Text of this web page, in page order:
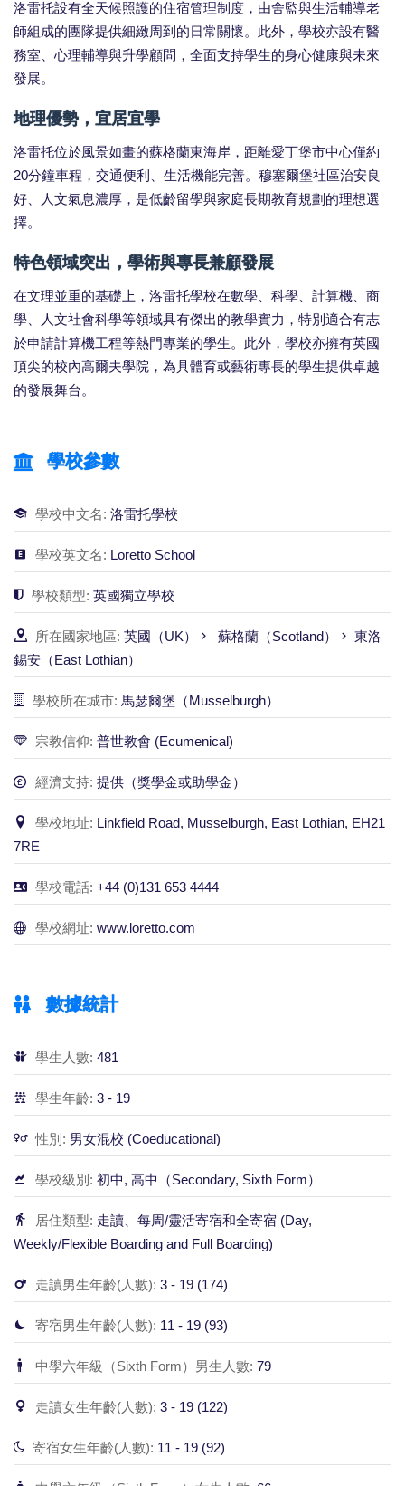
洛雷托設有全天候照護的住宿管理制度，由舍監與生活輔導老
師組成的團隊提供細緻周到的日常關懷。此外，學校亦設有醫
務室、心理輔導與升學顧問，全面支持學生的身心健康與未來
發展。
地理優勢，宜居宜學
洛雷托位於風景如畫的蘇格蘭東海岸，距離愛丁堡市中心僅約
20分鐘車程，交通便利、生活機能完善。穆塞爾堡社區治安良
好、人文氣息濃厚，是低齡留學與家庭長期教育規劃的理想選
擇。
特色領域突出，學術與專長兼顧發展
在文理並重的基礎上，洛雷托學校在數學、科學、計算機、商
學、人文社會科學等領域具有傑出的教學實力，特別適合有志
於申請計算機工程等熱門專業的學生。此外，學校亦擁有英國
頂尖的校內高爾夫學院，為具體育或藝術專長的學生提供卓越
的發展舞台。
學校參數
學校中文名: 洛雷托學校
學校英文名: Loretto School
學校類型: 英國獨立學校
所在國家地區: 英國（UK） 蘇格蘭（Scotland）
東洛
錫安（East Lothian）
學校所在城市: 馬瑟爾堡（Musselburgh）
宗教信仰: 普世教會 (Ecumenical)
經濟支持: 提供（獎學金或助學金）
學校地址: Linkfield Road, Musselburgh, East Lothian, EH21
7RE
學校電話: +44 (0)131 653 4444
學校網址: www.loretto.com
數據統計
學生人數: 481
學生年齡: 3 - 19
性別: 男女混校 (Coeducational)
學校級別: 初中, 高中（Secondary, Sixth Form）
居住類型: 走讀、每周/靈活寄宿和全寄宿 (Day,
Weekly/Flexible Boarding and Full Boarding)
走讀男生年齡(人數): 3 - 19 (174)
寄宿男生年齡(人數): 11 - 19 (93)
中學六年級（Sixth Form）男生人數: 79
走讀女生年齡(人數): 3 - 19 (122)
寄宿女生年齡(人數): 11 - 19 (92)